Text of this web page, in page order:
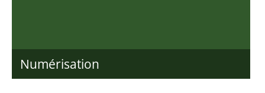
Numérisation